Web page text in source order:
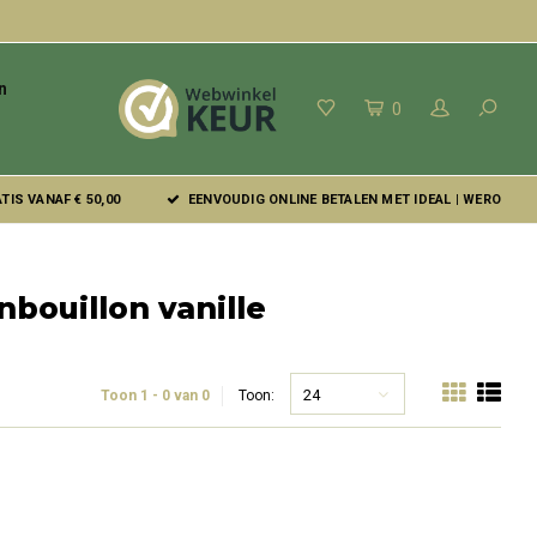
0
VANAF € 50,00 EENVOUDIG ONLINE BETALEN MET IDEAL | WERO
vanille
Toon 1 - 0 van 0 Toon: 24